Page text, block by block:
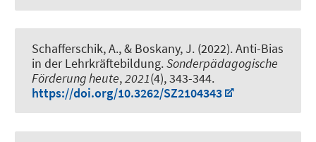
Schafferschik, A., & Boskany, J. (2022).Anti-Bias
in der Lehrkräftebildung.Sonderpädagogische
Förderung heute,2021(4), 343-344.
https://doi.org/10.3262/SZ2104343